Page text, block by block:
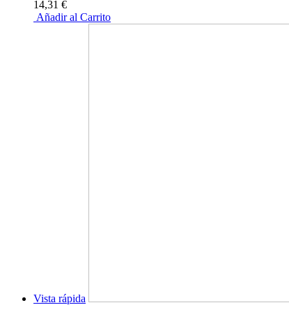
14,31 €
Añadir al Carrito
Vista rápida